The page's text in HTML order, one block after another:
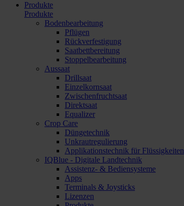
Produkte
Produkte
Bodenbearbeitung
Pflügen
Rückverfestigung
Saatbettbereitung
Stoppelbearbeitung
Aussaat
Drillsaat
Einzelkornsaat
Zwischenfruchtsaat
Direktsaat
Equalizer
Crop Care
Düngetechnik
Unkrautregulierung
Applikationstechnik für Flüssigkeiten
IQBlue - Digitale Landtechnik
Assistenz- & Bediensysteme
Apps
Terminals & Joysticks
Lizenzen